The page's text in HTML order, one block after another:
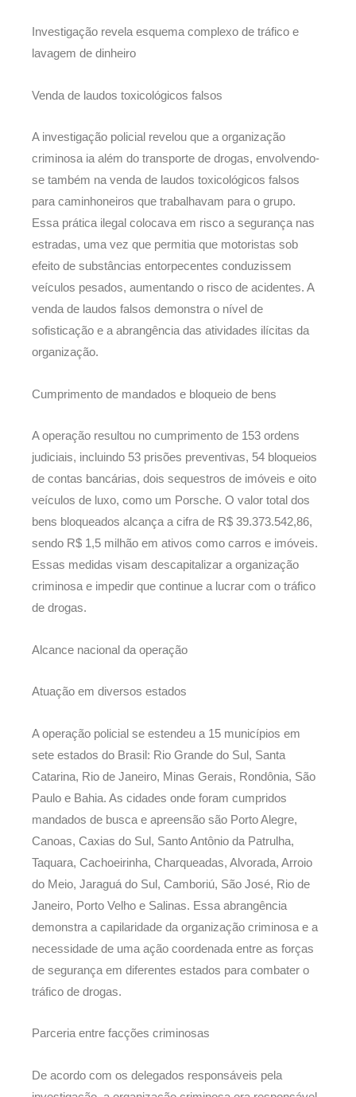
Investigação revela esquema complexo de tráfico e
lavagem de dinheiro
Venda de laudos toxicológicos falsos
A investigação policial revelou que a organização
criminosa ia além do transporte de drogas, envolvendo-
se também na venda de laudos toxicológicos falsos
para caminhoneiros que trabalhavam para o grupo.
Essa prática ilegal colocava em risco a segurança nas
estradas, uma vez que permitia que motoristas sob
efeito de substâncias entorpecentes conduzissem
veículos pesados, aumentando o risco de acidentes. A
venda de laudos falsos demonstra o nível de
sofisticação e a abrangência das atividades ilícitas da
organização.
Cumprimento de mandados e bloqueio de bens
A operação resultou no cumprimento de 153 ordens
judiciais, incluindo 53 prisões preventivas, 54 bloqueios
de contas bancárias, dois sequestros de imóveis e oito
veículos de luxo, como um Porsche. O valor total dos
bens bloqueados alcança a cifra de R$ 39.373.542,86,
sendo R$ 1,5 milhão em ativos como carros e imóveis.
Essas medidas visam descapitalizar a organização
criminosa e impedir que continue a lucrar com o tráfico
de drogas.
Alcance nacional da operação
Atuação em diversos estados
A operação policial se estendeu a 15 municípios em
sete estados do Brasil: Rio Grande do Sul, Santa
Catarina, Rio de Janeiro, Minas Gerais, Rondônia, São
Paulo e Bahia. As cidades onde foram cumpridos
mandados de busca e apreensão são Porto Alegre,
Canoas, Caxias do Sul, Santo Antônio da Patrulha,
Taquara, Cachoeirinha, Charqueadas, Alvorada, Arroio
do Meio, Jaraguá do Sul, Camboriú, São José, Rio de
Janeiro, Porto Velho e Salinas. Essa abrangência
demonstra a capilaridade da organização criminosa e a
necessidade de uma ação coordenada entre as forças
de segurança em diferentes estados para combater o
tráfico de drogas.
Parceria entre facções criminosas
De acordo com os delegados responsáveis pela